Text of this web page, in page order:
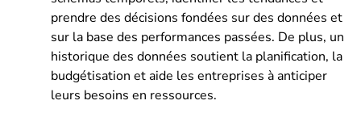
prendre des décisions fondées sur des données et
sur la base des performances passées. De plus, un
historique des données soutient la planification, la
budgétisation et aide les entreprises à anticiper
leurs besoins en ressources.